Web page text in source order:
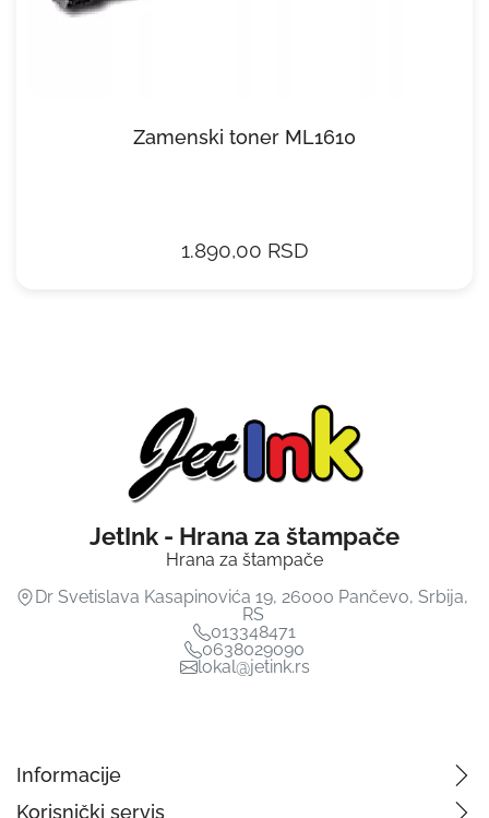
Zamenski toner ML1610
1.890,00 RSD
JetInk - Hrana za štampače
Hrana za štampače
Dr Svetislava Kasapinovića 19, 26000 Pančevo, Srbija,
RS
013348471
0638029090
lokal@jetink.rs
Informacije
Korisnički servis